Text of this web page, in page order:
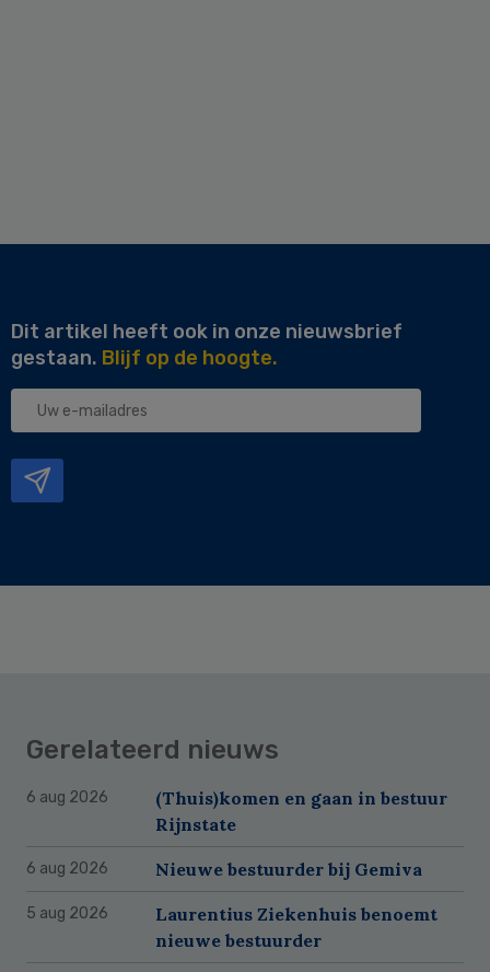
Dit artikel heeft ook in onze nieuwsbrief
gestaan. Blijf op de hoogte.
Uw
Gerelateerd nieuws
6 aug 2026
(Thuis)komen en gaan in bestuur
Rijnstate
6 aug 2026 Nieuwe bestuurder bij Gemiva
5 aug 2026
Laurentius Ziekenhuis benoemt
nieuwe bestuurder